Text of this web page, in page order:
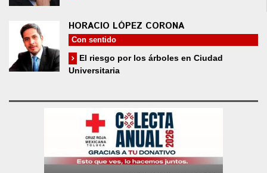
HORACIO LÓPEZ CORONA
Con sentido
El riesgo por los árboles en Ciudad
Universitaria